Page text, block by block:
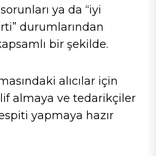
ya da “iyi
durumlarından
bir şekilde.
alıcılar için
almaya ve tedarikçiler
yapmaya hazır